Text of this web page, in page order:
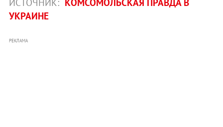
ИСТОЧНИК: КОМСОМОЛЬСКАЯ ПРАВДА В
УКРАИНЕ
РЕКЛАМА